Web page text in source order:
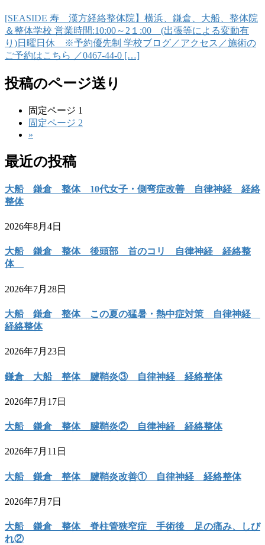
[SEASIDE 寿 漢方経絡整体院】横浜、鎌倉、大船、整体院
＆整体学校 営業時間:10:00～2１:00 (出張等による変動有
り)日曜日休 ※予約優先制 学校ブログ／アクセス／施術の
ご予約はこちら ／0467-44-0 […]
投稿のページ送り
固定ページ 1
固定ページ 2
»
最近の投稿
大船 鎌倉 整体 10代女子・側弯症改善 自律神経 経絡
整体
2026年8月4日
大船 鎌倉 整体 後頭部 首のコリ 自律神経 経絡整
体
2026年7月28日
大船 鎌倉 整体 この夏の猛暑・熱中症対策 自律神経
経絡整体
2026年7月23日
鎌倉 大船 整体 腱鞘炎③ 自律神経 経絡整体
2026年7月17日
大船 鎌倉 整体 腱鞘炎② 自律神経 経絡整体
2026年7月11日
大船 鎌倉 整体 腱鞘炎改善① 自律神経 経絡整体
2026年7月7日
大船 鎌倉 整体 脊柱管狭窄症 手術後 足の痛み、しび
れ②